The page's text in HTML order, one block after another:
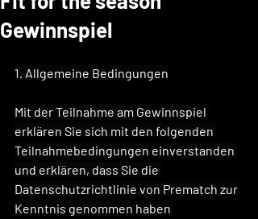
Gewinnspiel
1. Allgemeine Bedingungen
Mit der Teilnahme am Gewinnspiel
erklären Sie sich mit den folgenden
Teilnahmebedingungen einverstanden
und erklären, dass Sie die
Datenschutzrichtlinie von Prematch zur
Kenntnis genommen haben